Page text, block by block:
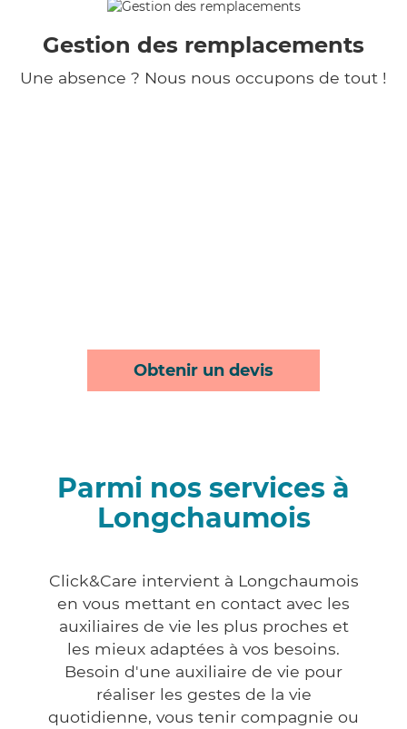
Gestion des remplacements
Une absence ? Nous nous occupons de tout !
Obtenir un devis
Parmi nos services à
Longchaumois
Click&Care intervient à Longchaumois
en vous mettant en contact avec les
auxiliaires de vie les plus proches et
les mieux adaptées à vos besoins.
Besoin d'une auxiliaire de vie pour
réaliser les gestes de la vie
quotidienne, vous tenir compagnie ou